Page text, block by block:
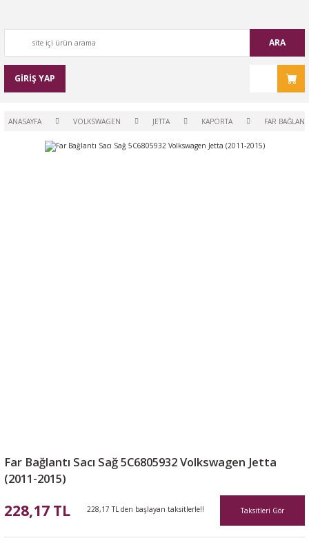
ARA
GİRİŞ YAP
ANASAYFA VOLKSWAGEN JETTA KAPORTA FAR
Far Bağlantı Sacı Sağ 5C6805932 Volkswagen Jetta
(2011-2015)
228,17 TL 228,17 TL den başlayan taksitlerle!! Taksitleri Gör